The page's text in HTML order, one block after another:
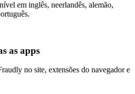
em inglês, neerlandês, alemão,
as apps
no site, extensões do navegador e